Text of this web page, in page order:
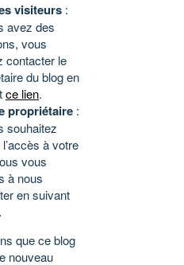
visiteurs :
avez des
vous
contacter le
du blog en
ce lien.
propriétaire :
souhaitez
à votre
vous
à nous
en suivant
.
que ce blog
nouveau